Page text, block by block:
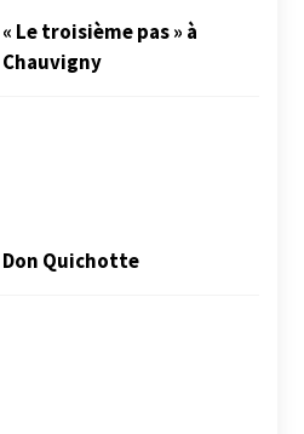
« Le troisième pas » à
Chauvigny
Don Quichotte